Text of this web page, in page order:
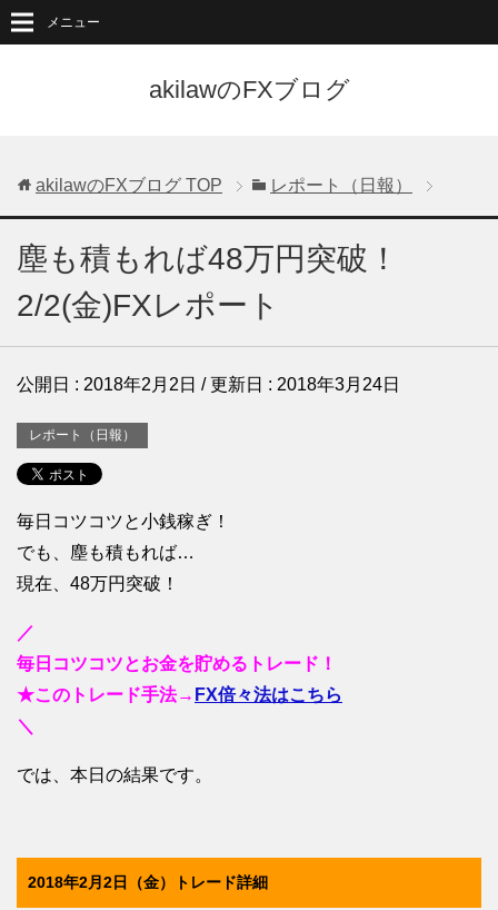
akilawのFXブログ
メニュー
akilawのFXブログ TOP レポート（日報）
塵も積もれば48万円突破！
2/2(金)FXレポート
公開日 : 2018年2月2日 / 更新日 : 2018年3月24日
レポート（日報）
毎日コツコツと小銭稼ぎ！
でも、塵も積もれば…
現在、48万円突破！
／
毎日コツコツとお金を貯めるトレード！
★このトレード手法→ FX倍々法はこちら
＼
では、本日の結果です。
2018年2月2日（金）トレード詳細